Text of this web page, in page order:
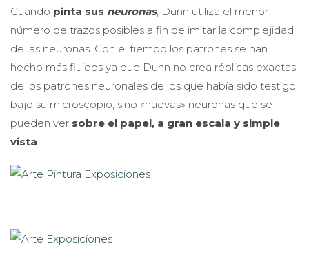
Cuando pinta sus neuronas, Dunn utiliza el menor
número de trazos posibles a fin de imitar la complejidad
de las neuronas. Con el tiempo los patrones se han
hecho más fluidos ya que Dunn no crea réplicas exactas
de los patrones neuronales de los que había sido testigo
bajo su microscopio, sino «nuevas» neuronas que se
pueden ver sobre el papel, a gran escala y simple
vista